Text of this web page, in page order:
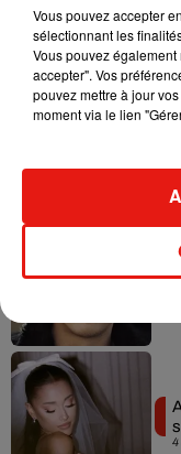
Musique
4
Vous pouvez accepter
sélectionnant les
Vous pouvez
accepter". Vos
pouvez mettre à jour
moment via le lien